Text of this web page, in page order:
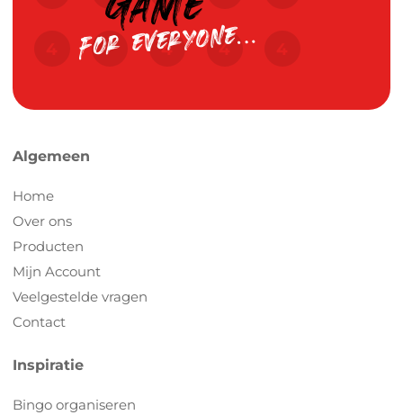
Algemeen
Home
Over ons
Producten
Mijn Account
Veelgestelde vragen
Contact
Inspiratie
Bingo organiseren